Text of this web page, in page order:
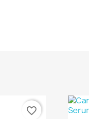
favorite_border